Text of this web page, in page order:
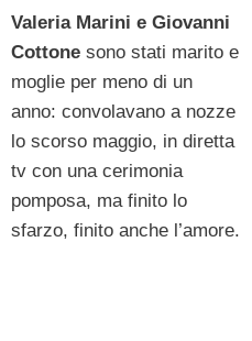
Valeria Marini e Giovanni
Cottonesono stati marito e
moglie per meno di un
anno: convolavano a nozze
lo scorso maggio, in diretta
tv con una cerimonia
pomposa, ma finito lo
sfarzo, finito anche l’amore.